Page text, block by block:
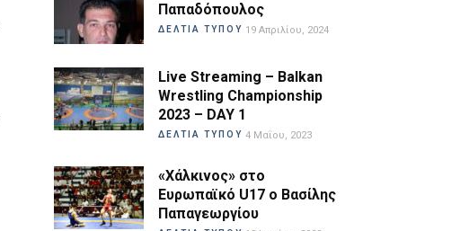
Παπαδόπουλος
ΔΕΛΤΙΑ ΤΥΠΟΥ 19 Απριλίου, 2024
Live Streaming – Balkan
Wrestling Championship
2023 – DAY 1
ΔΕΛΤΙΑ ΤΥΠΟΥ 4 Μαΐου, 2023
«Χάλκινος» στο
Ευρωπαϊκό U17 ο Βασίλης
Παπαγεωργίου